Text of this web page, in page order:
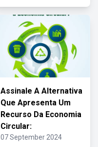
Assinale A Alternativa
Que Apresenta Um
Recurso Da Economia
Circular:
07 September 2024